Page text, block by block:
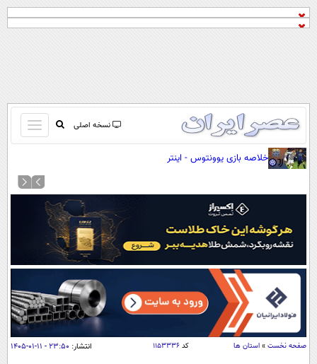
نسخه اصلی
باز
و
کردن
صفحه اول
آرشیو
نظرسنجی
آب و هوا
اوقات شرعی
سواد زندگی
اقتصاد
خلاصه بازی یوونتوس - اینتر
صفحه نخست » استان ها کد ۱۱۵۳۳۳۶ انتشار: ۲۳:۵۰ - ۱۱-۰۱-۱۴۰۵